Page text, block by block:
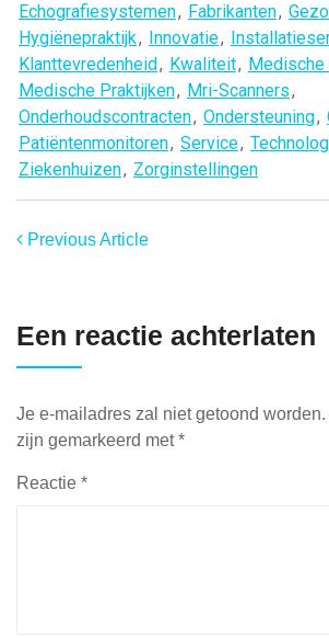
Echografiesystemen, Fabrikanten,
Hygiënepraktijk, Innovatie,
Klanttevredenheid, Kwaliteit, Medische
Medische Praktijken, Mri-Scanners,
Onderhoudscontracten, Ondersteuning,
Patiëntenmonitoren, Service,
Ziekenhuizen, Zorginstellingen
Previous Article
Een reactie achterlaten
Je e-mailadres zal niet getoond worden.
zijn gemarkeerd met*
Reactie *